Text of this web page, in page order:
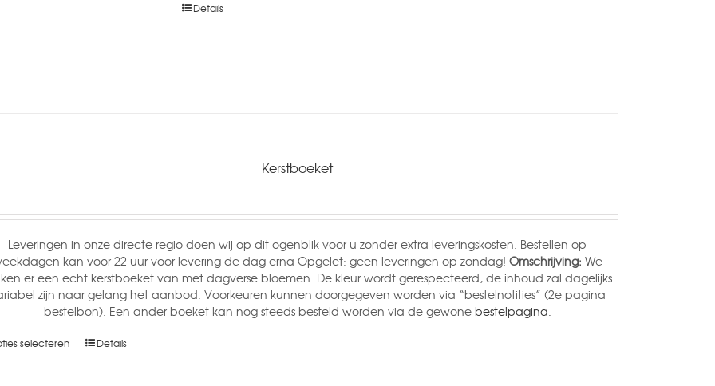
Details
Kerstboeket
Leveringen in onze directe regio doen wij op dit ogenblik voor u zonder extra leveringskosten. Bestellen op
kan voor 22 uur voor levering de dag erna Opgelet: geen leveringen op zondag! Omschrijving: We
er een echt kerstboeket van met dagverse bloemen. De kleur wordt gerespecteerd, de inhoud zal dagelijks
zijn naar gelang het aanbod. Voorkeuren kunnen doorgegeven worden via “bestelnotities” (2e pagina
bestelbon). Een ander boeket kan nog steeds besteld worden via de gewone bestelpagina.
selecteren Details